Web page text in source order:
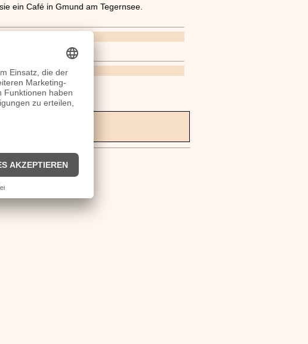
ein Café in Gmund am Tegernsee.